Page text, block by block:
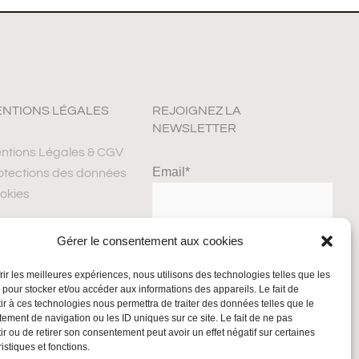
Gérer le consentement aux cookies
les meilleures expériences, nous utilisons des technologies telles que les
stocker et/ou accéder aux informations des appareils. Le fait de
à ces technologies nous permettra de traiter des données telles que le
de navigation ou les ID uniques sur ce site. Le fait de ne pas
ou de retirer son consentement peut avoir un effet négatif sur certaines
et fonctions.
LÉGALES
Légales & CGV
des données
REJOIGNEZ LA
NEWSLETTER
Email*